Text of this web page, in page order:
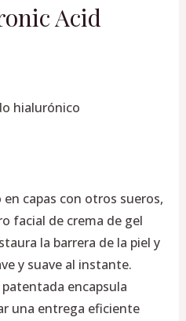
Acid
hialurónico
en capas con otros sueros,
facial de crema de gel
la barrera de la piel y
y suave al instante.
encapsula
una entrega eficiente